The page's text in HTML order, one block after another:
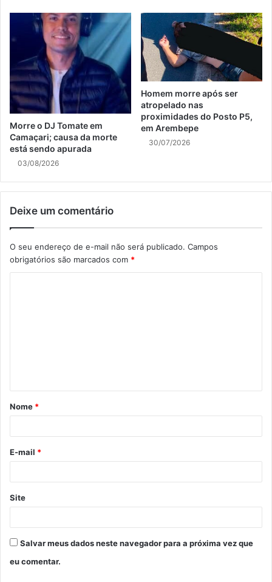
Morre o DJ Tomate em
Camaçari; causa da morte
está sendo apurada
03/08/2026
Homem morre após ser
atropelado nas
proximidades do Posto P5,
em Arembepe
30/07/2026
Deixe um comentário
O seu endereço de e-mail não será publicado. Campos
obrigatórios são marcados com *
á
r
*
Nome *
E-mail *
Site
Salvar meus dados neste navegador para a próxima vez que
eu comentar.